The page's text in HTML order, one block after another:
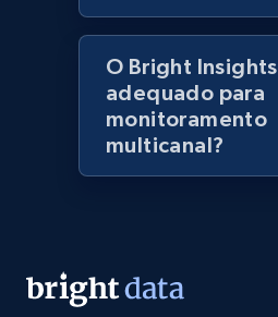
991+ 162+
O Bright
adequado para
monitoramento
multicanal?